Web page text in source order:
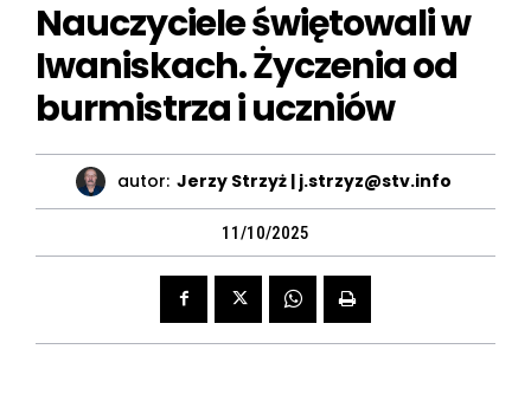
Nauczyciele świętowali w
Iwaniskach. Życzenia od
burmistrza i uczniów
autor: Jerzy Strzyż | j.strzyz@stv.info
11/10/2025